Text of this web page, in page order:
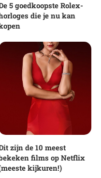
5 goedkoopste Rolex-
die je nu kan
zijn de 10 meest
films op Netflix
kijkuren!)